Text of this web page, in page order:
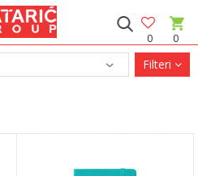
0
0
Filteri